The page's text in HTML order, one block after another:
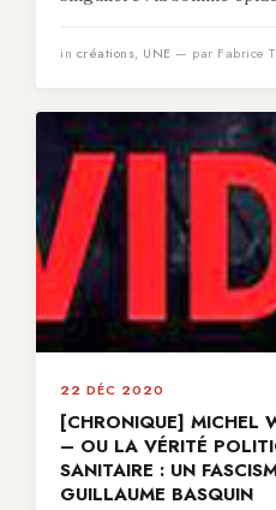
in créations, UNE — par Fabrice
22 DÉC 2020
[CHRONIQUE] MICHEL
– OU LA VÉRITÉ
SANITAIRE : UN
GUILLAUME BASQUIN